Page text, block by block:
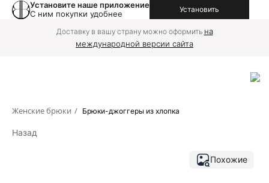
Установите наше приложение
С ним покупки удобнее
Установить
Доставку в вашу страну можно оформить на
международной версии сайта
Женские брюки / Брюки-джоггеры из хлопка
Назад
Похожие